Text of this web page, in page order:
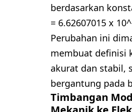
berdasarkan
= 6.62607015 x
Perubahan ini
membuat definisi
akurat dan stabil,
bergantung pada
Timbangan